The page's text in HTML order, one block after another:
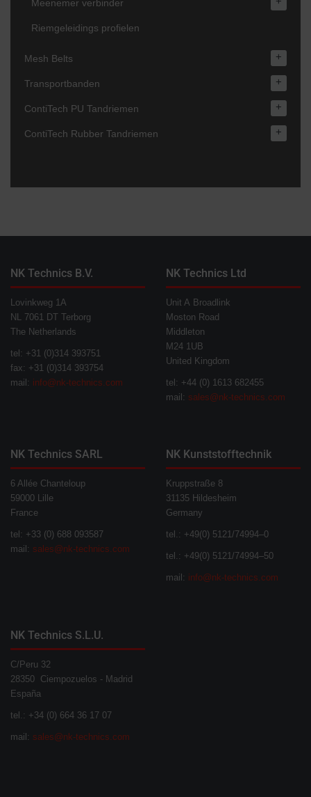
Meenemer verbinder
Riemgeleidings profielen
Mesh Belts +
Transportbanden +
ContiTech PU Tandriemen +
ContiTech Rubber Tandriemen +
NK Technics B.V.
Lovinkweg 1A
NL 7061 DT Terborg
The Netherlands
tel: +31 (0)314 393751
fax: +31 (0)314 393754
mail: info@nk-technics.com
NK Technics Ltd
Unit A Broadlink
Moston Road
Middleton
M24 1UB
United Kingdom
tel: +44 (0) 1613 682455
mail: sales@nk-technics.com
NK Technics SARL
6 Allée Chanteloup
59000 Lille
France
tel: +33 (0) 688 093587
mail: sales@nk-technics.com
NK Kunststofftechnik
Kruppstraße 8
31135 Hildesheim
Germany
tel.: +49(0) 5121/74994–0
tel.: +49(0) 5121/74994–50
mail: info@nk-technics.com
NK Technics S.L.U.
C/Peru 32
28350 Ciempozuelos - Madrid
España
tel.: +34 (0) 664 36 17 07
mail: sales@nk-technics.com